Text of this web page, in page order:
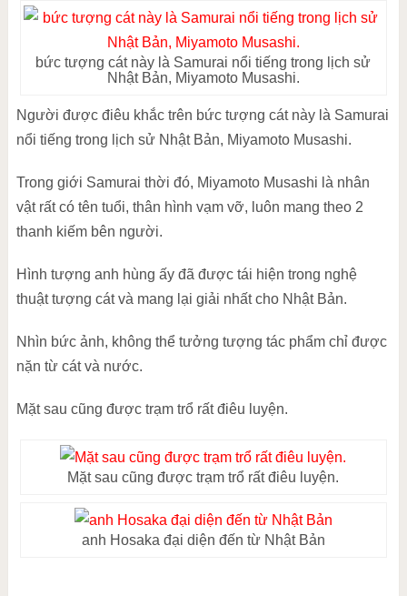
bức tượng cát này là Samurai nổi tiếng trong lịch sử
Nhật Bản, Miyamoto Musashi.
Người được điêu khắc trên bức tượng cát này là Samurai
nổi tiếng trong lịch sử Nhật Bản, Miyamoto Musashi.
Trong giới Samurai thời đó, Miyamoto Musashi là nhân
vật rất có tên tuổi, thân hình vạm vỡ, luôn mang theo 2
thanh kiếm bên người.
Hình tượng anh hùng ấy đã được tái hiện trong nghệ
thuật tượng cát và mang lại giải nhất cho Nhật Bản.
Nhìn bức ảnh, không thể tưởng tượng tác phẩm chỉ được
nặn từ cát và nước.
Mặt sau cũng được trạm trổ rất điêu luyện.
Mặt sau cũng được trạm trổ rất điêu luyện.
anh Hosaka đại diện đến từ Nhật Bản